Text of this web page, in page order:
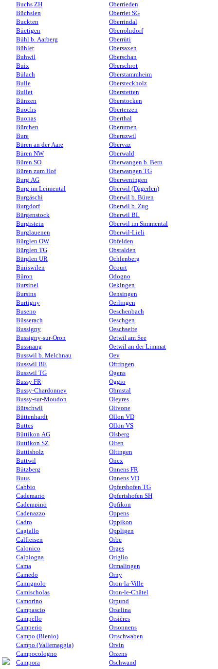
Buchs ZH
Büchslen
Buckten
Büetigen
Bühl b. Aarberg
Bühler
Buhwil
Buix
Bülach
Bulle
Bullet
Bünzen
Buochs
Buonas
Bürchen
Bure
Büren an der Aare
Büren NW
Büren SO
Büren zum Hof
Burg AG
Burg im Leimental
Burgäschi
Burgdorf
Bürgenstock
Burgistein
Burglauenen
Bürglen OW
Bürglen TG
Bürglen UR
Büriswilen
Büron
Bursinel
Bursins
Burtigny
Buseno
Büsserach
Bussigny
Bussigny-sur-Oron
Bussnang
Busswil b. Melchnau
Busswil BE
Busswil TG
Bussy FR
Bussy-Chardonney
Bussy-sur-Moudon
Bütschwil
Büttenhardt
Buttes
Büttikon AG
Buttikon SZ
Buttisholz
Buttwil
Bützberg
Buus
Cabbio
Cademario
Cadempino
Cadenazzo
Cadro
Cagiallo
Calfreisen
Calonico
Calpiogna
Cama
Camedo
Camignolo
Camischolas
Camorino
Campascio
Campello
Camperio
Campo (Blenio)
Campo (Vallemaggia)
Campocologno
Campora
Oberrieden
Oberriet SG
Oberrindal
Oberrohrdorf
Oberrüti
Obersaxen
Oberschan
Oberschrot
Oberstammheim
Obersteckholz
Oberstetten
Oberstocken
Oberterzen
Oberthal
Oberurnen
Oberuzwil
Obervaz
Oberwald
Oberwangen b. Bern
Oberwangen TG
Oberweningen
Oberwil (Dägerlen)
Oberwil b. Büren
Oberwil b. Zug
Oberwil BL
Oberwil im Simmental
Oberwil-Lieli
Obfelden
Obstalden
Ochlenberg
Ocourt
Odogno
Oekingen
Oensingen
Oerlingen
Oeschenbach
Oeschgen
Oeschseite
Oetwil am See
Oetwil an der Limmat
Oey
Oftringen
Ogens
Oggio
Ohmstal
Oleyres
Olivone
Ollon VD
Ollon VS
Olsberg
Olten
Oltingen
Onex
Onnens FR
Onnens VD
Opfershofen TG
Opfertshofen SH
Opfikon
Oppens
Oppikon
Oppligen
Orbe
Orges
Origlio
Ormalingen
Orny
Oron-la-Ville
Oron-le-Châtel
Orpund
Orselina
Orsières
Orsonnens
Ortschwaben
Orvin
Orzens
Oschwand